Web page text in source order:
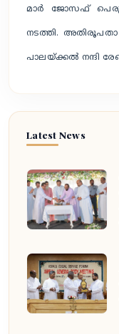
മാർ ജോസഫ്
നടത്തി.
പാലയ്ക്കൽ നന്ദി
Latest News